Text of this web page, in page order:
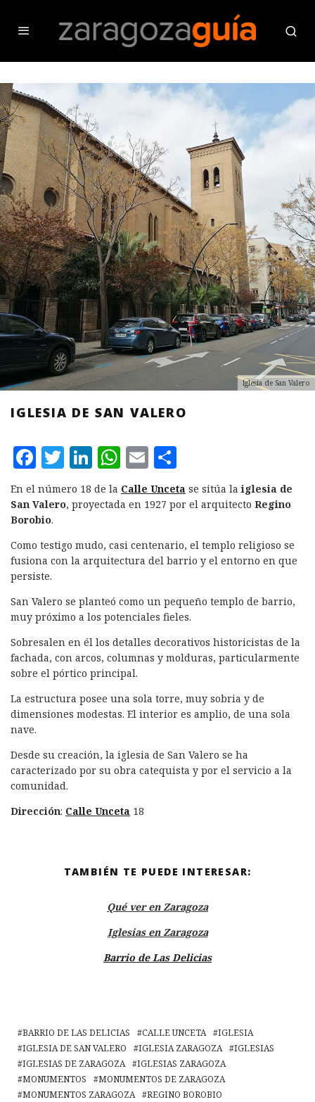
Iglesia de San Valero
IGLESIA DE SAN VALERO
F
a
c
e
b
o
o
k
T
w
it
r
L
i
n
e
d
I
n
W
h
at
A
p
p
E
m
ai
o
m
a
rt
ir
En el número 18 de la Calle Unceta se sitúa laiglesia de
San Valero, proyectada en 1927 por el arquitecto Regino
Borobio.
Como testigo mudo, casi centenario, el templo religioso se
fusiona con la arquitectura del barrio y el entorno en que
persiste.
San Valero se planteó como un pequeño templo de barrio,
muy próximo a los potenciales fieles.
Sobresalen en él los detalles decorativos historicistas de la
fachada, con arcos, columnas y molduras, particularmente
sobre el pórtico principal.
La estructura posee una sola torre, muy sobria y de
dimensiones modestas. El interior es amplio, de una sola
nave.
Desde su creación, la iglesia de San Valero se ha
caracterizado por su obra catequista y por el servicio a la
comunidad.
Dirección: Calle Unceta 18
TAMBIÉN TE PUEDE INTERESAR:
Qué ver en Zaragoza
Iglesias en Zaragoza
Barrio de Las Delicias
BARRIO DE LAS DELICIAS CALLE UNCETA
IGLESIA
IGLESIA DE SAN VALERO
IGLESIA ZARAGOZA
IGLESIAS
IGLESIAS DE ZARAGOZA
IGLESIAS ZARAGOZA
MONUMENTOS
MONUMENTOS DE ZARAGOZA
MONUMENTOS ZARAGOZA
REGINO BOROBIO